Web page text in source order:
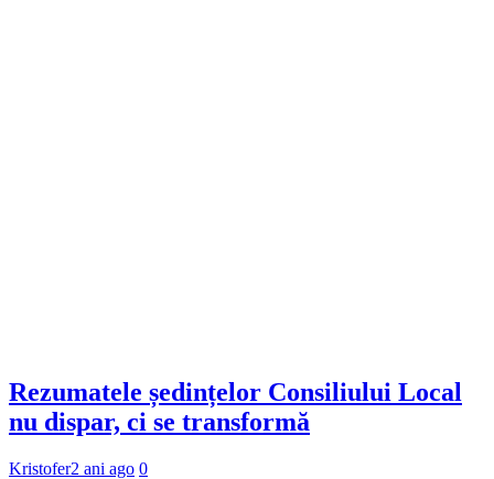
Rezumatele ședințelor Consiliului Local
nu dispar, ci se transformă
Kristofer2 ani ago 0